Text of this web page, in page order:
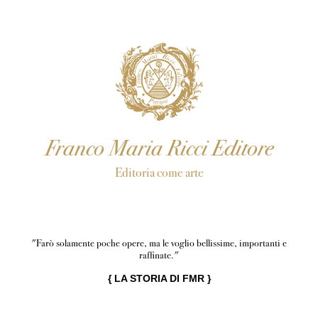
Franco Maria Ricci Editore
Editoria come arte
"Farò solamente poche opere, ma le voglio bellissime, importanti e
raffinate."
{ LA STORIA DI FMR}